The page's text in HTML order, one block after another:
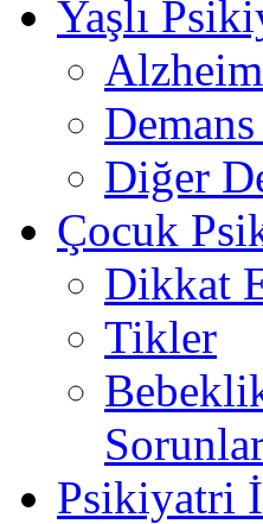
Yaşlı
Diğer
Çocuk
Dikkat
Tikler
Psikiyatri